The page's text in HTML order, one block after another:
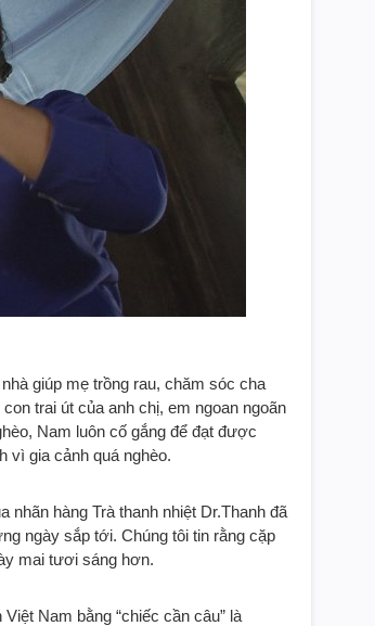
giúp mẹ trồng rau, chăm sóc cha
trai út của anh chị, em ngoan ngoãn
Nam luôn cố gắng để đạt được
vì gia cảnh quá nghèo.
hàng Trà thanh nhiệt Dr.Thanh đã
ngày sắp tới. Chúng tôi tin rằng cặp
mai tươi sáng hơn.
Nam bằng “chiếc cần câu” là